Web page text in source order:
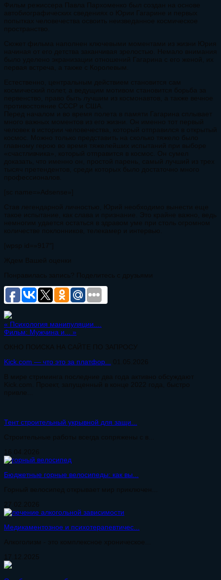
Фильм режиссера Павла Пархоменко был создан на основе
автобиографических сведениях о Юрии Гагарине и первых
попытках человечества освоить неизведанное космическое
пространство.
Сюжет фильма наполнен ключевыми моментами из жизни Юрия
начиная от его детства заканчивая зрелостью. Немало внимания
было уделено экранизации отношений Гагарина с его женой, их
первая встреча, а также с Королевым.
Естественно, центральным действием становится сам
космический полет, а ведущим мотивом становится борьба за
первенство, право быть лучшим из космонавтов, а также вечное
противостояние СССР и США.
Перед началом и во время полета в памяти Гагарина сплывает
много важных моментов из его жизни. Он именно тот первый
человек в истории человечества, который отправился в открытый
космос. Можно только представить на сколько тяжело было
главному герою во время тяжелейших испытаний при выборе
«счастливчика», который отправится в космос. Он сумел
доказать, что именно он, простой парень, самый лучший из трех
тысяч претендентов, среди которых было достаточно много
профессионалов.
[sc name=»Adsense»]
Став легендарной личностью, Юрий необходимо вынести еще
такое испытание, как слава и признание. Это крайне важно, ведь
немногим удается остаться в здравом уме при столь огромном
количестве поклонников, телекамер и интервью.
[wpsp id=»917″]
Ждем Вашей оценки
Понравилась запись? Поделитесь с друзьями
« Психология манипуляции....
Фильм: Мужчина и... »
ОКНО ПОИСКА НА САЙТЕ ПО ЗАПРОСУ
Kick.com — что это за платфор...
01.05.2026
В мире стриминга последние два года активно обсуждают
Kick.com. Проект, запущенный в конце 2022 года, быстро
привле...
Тент строительный укрывной для защи...
Строительные работы всегда сопряжены с в...
16.04.2026
Бюджетные горные велосипеды: как вы...
Горный велосипед открывает мир приключен...
27.02.2026
Медикаментозное и психотерапевтичес...
Алкоголизм - это комплексное хроническое...
17.12.2025